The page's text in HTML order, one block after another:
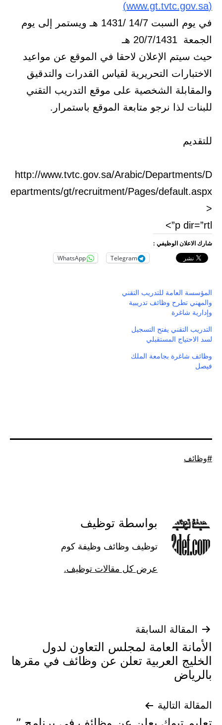
(www.gt.tvtc.gov.sa)
في يوم السبت 14/7 /1431 هـ ويستمر إلى يوم
الجمعة 20/7/1431 هـ
حيث سيتم الإعلان لاحقا في الموقع عن مواعيد
الاختبارات التحريرية لقياس القدرات والتدقيق
والمقابلة الشخصية على موقع التدريب التقني
للبنات لذا نرجو متابعة الموقع باستمرار.
للتقديم
http://www.tvtc.gov.sa/Arabic/Departments/D
epartments/gt/recruitment/Pages/default.aspx
<
p dir=”rtl”>
شارك الاعلان الوظيفي :
Telegram
WhatsApp
المؤسسة العامة للتدريب التقني
والمهني تطرح وظائف تدريبية
وإدارية شاغرة
التدريب التقني يفتح التسجيل
لسد الاحتياج المستقبلي
وظائف شاغرة بجامعة الملك
فيصل
موسوم
وظائف
بواسطة توظيف
توظيف وظائف وظيفة كوم
عرض كل مقالات توظيف.
تصفّح
المقالات
المقالة السابقة
الأمانة العامة لمجلس التعاون لدول
الخليج العربية تعلن عن وظائف في مقرها
بالرياض
المقالة التالية